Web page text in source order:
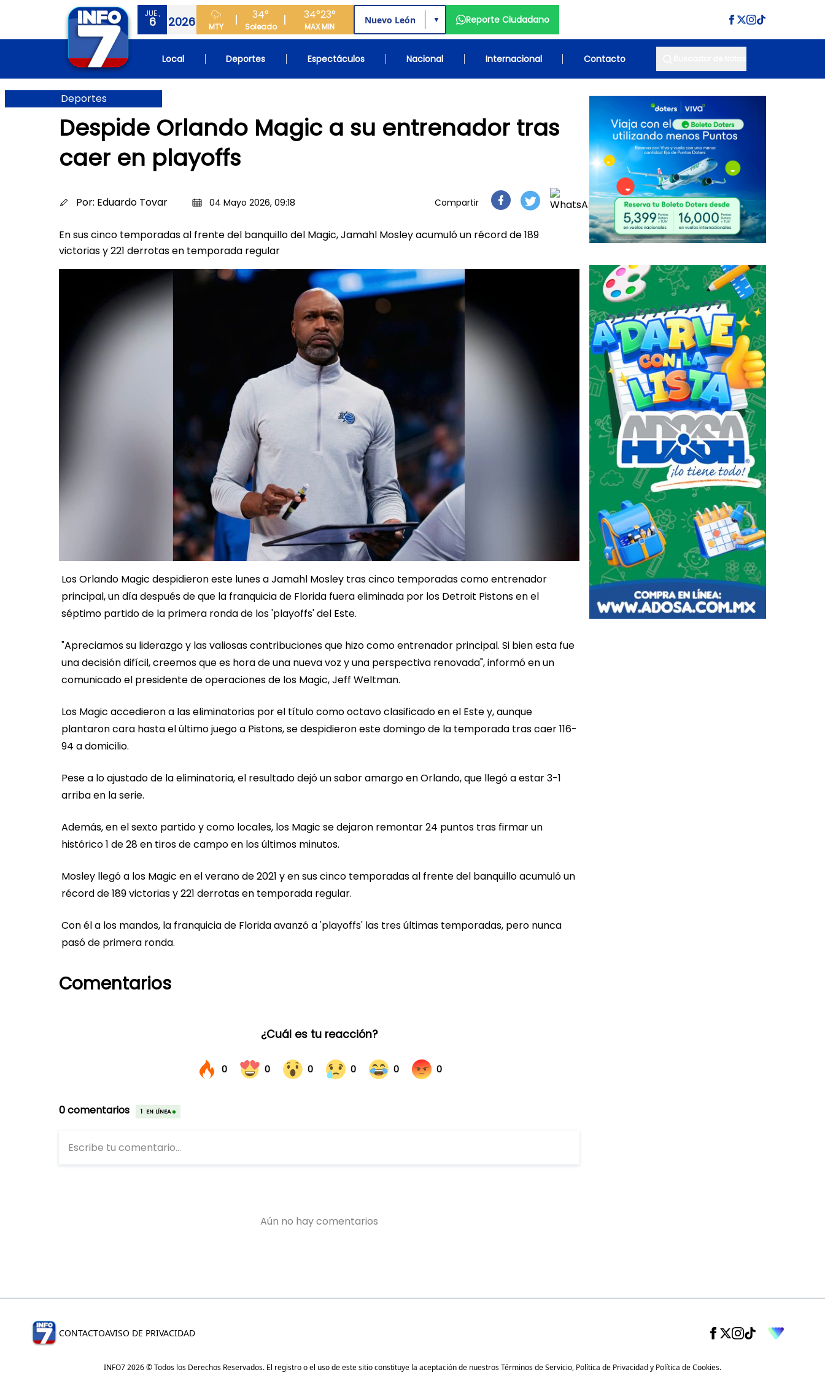
JUE.,
6 2026 MTY
34°
Soleado
34°
MAX
23°
MIN
▼ Reporte Ciudadano
Local Deportes Espectáculos Nacional Internacional Contacto
Deportes
Despide Orlando Magic a su entrenador tras
caer en playoffs
Por: Eduardo Tovar 04 Mayo 2026, 09:18 Compartir
En sus cinco temporadas al frente del banquillo del Magic, Jamahl Mosley acumuló un récord de 189
victorias y 221 derrotas en temporada regular
Los Orlando Magic despidieron este lunes a Jamahl Mosley tras cinco temporadas como entrenador
principal, un día después de que la franquicia de Florida fuera eliminada por los Detroit Pistons en el
séptimo partido de la primera ronda de los 'playoffs' del Este.
"Apreciamos su liderazgo y las valiosas contribuciones que hizo como entrenador principal. Si bien esta fue
una decisión difícil, creemos que es hora de una nueva voz y una perspectiva renovada", informó en un
comunicado el presidente de operaciones de los Magic, Jeff Weltman.
Los Magic accedieron a las eliminatorias por el título como octavo clasificado en el Este y, aunque
plantaron cara hasta el último juego a Pistons, se despidieron este domingo de la temporada tras caer 116-
94 a domicilio.
Pese a lo ajustado de la eliminatoria, el resultado dejó un sabor amargo en Orlando, que llegó a estar 3-1
arriba en la serie.
Además, en el sexto partido y como locales, los Magic se dejaron remontar 24 puntos tras firmar un
histórico 1 de 28 en tiros de campo en los últimos minutos.
Mosley llegó a los Magic en el verano de 2021 y en sus cinco temporadas al frente del banquillo acumuló un
récord de 189 victorias y 221 derrotas en temporada regular.
Con él a los mandos, la franquicia de Florida avanzó a 'playoffs' las tres últimas temporadas, pero nunca
pasó de primera ronda.
Comentarios
CONTACTOAVISO DE PRIVACIDAD
INFO7 2026 © Todos los Derechos Reservados. El registro o el uso de este sitio constituye la aceptación de nuestrosTérminos de Servicio, Política de Privacidady Política de Cookies.